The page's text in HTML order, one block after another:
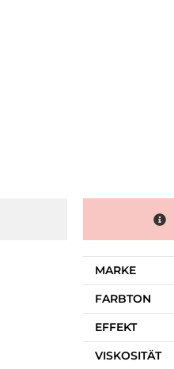
MARKE
FARBTON
EFFEKT
VISKOSITÄT